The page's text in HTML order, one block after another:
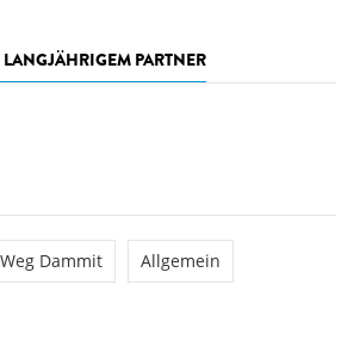
PARTNER
Weg Dammit Allgemein